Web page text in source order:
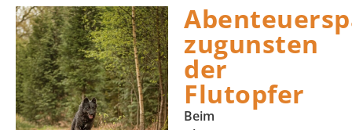
zugunsten
der
Flutopfer
Beim